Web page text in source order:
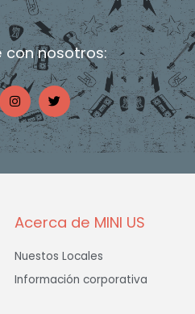
nosotros:
I
n
s
t
a
g
r
T
w
i
t
t
e
Acerca de MINI US
Nuestos Locales
Información corporativa